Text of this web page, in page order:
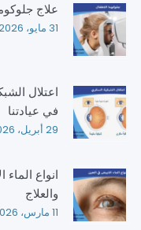
علاج
31 مايو، 2026
اعتلال
في عيادتنا
29 أبريل، 2026
انواع
والعلاج
11 مارس، 2026